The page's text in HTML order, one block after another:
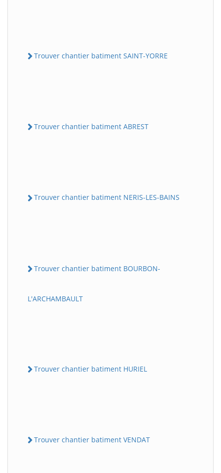
Trouver chantier batiment SAINT-YORRE
Trouver chantier batiment ABREST
Trouver chantier batiment NERIS-LES-BAINS
Trouver chantier batiment BOURBON-
L'ARCHAMBAULT
Trouver chantier batiment HURIEL
Trouver chantier batiment VENDAT